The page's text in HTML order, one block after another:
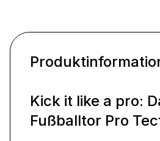
Kick it like a pro:
Fußballtor Pro